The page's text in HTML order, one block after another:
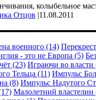
колыбельное
Отцов |11.08.2011
военного (14)
- это не Европа (5)
(23) Играючи во власти
Тельца (11) Импульс
(8) Импульс Надутого
Малолетний властелин